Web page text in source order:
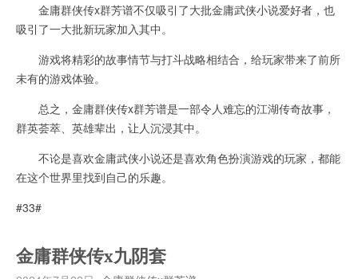
金庸群侠传x群芳谱不仅吸引了大批金庸武侠小说爱好者，也
吸引了一大批新玩家加入其中。
游戏将精彩的故事情节与打斗战略相结合，给玩家带来了前所
未有的游戏体验。
总之，金庸群侠传x群芳谱是一部令人难忘的江湖传奇故事，
群英荟萃、英雄辈出，让人沉浸其中。
不论是喜欢金庸武侠小说还是喜欢角色扮演游戏的玩家，都能
在这个世界里找到自己的乐趣。
#33#
金庸群侠传x九阴套